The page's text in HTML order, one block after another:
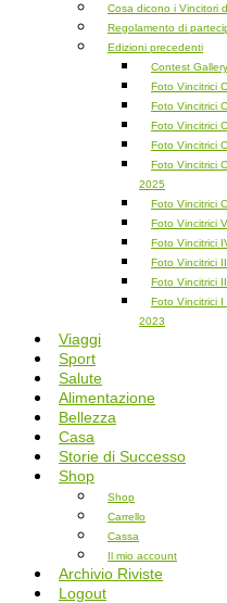
Cosa dicono i Vincitori
Regolamento di
Edizioni precedenti
Contest
Foto Vincitrici
Foto Vincitrici
Foto Vincitrici
Foto Vincitrici
Foto Vincitrici
2025
Foto Vincitrici
Foto Vincitrici
Foto Vincitrici
Foto Vincitrici
Foto Vincitrici
Foto Vincitrici
2023
Viaggi
Sport
Salute
Alimentazione
Bellezza
Casa
Storie di Successo
Shop
Shop
Carrello
Cassa
Il mio account
Archivio Riviste
Logout